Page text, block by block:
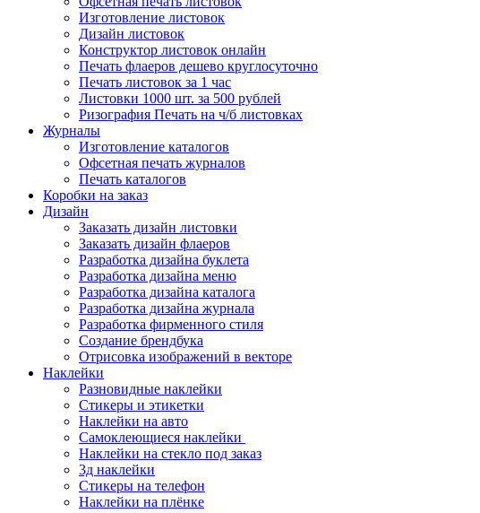
Изготовление листовок
Дизайн листовок
Конструктор листовок онлайн
Печать флаеров дешево круглосуточно
Печать листовок за 1 час
Листовки 1000 шт. за 500 рублей
Ризография Печать на ч/б листовках
Журналы
Изготовление каталогов
Офсетная печать журналов
Печать каталогов
Коробки на заказ
Дизайн
Заказать дизайн листовки
Заказать дизайн флаеров
Разработка дизайна буклета
Разработка дизайна меню
Разработка дизайна каталога
Разработка дизайна журнала
Разработка фирменного стиля
Создание брендбука
Отрисовка изображений в векторе
Наклейки
Разновидные наклейки
Стикеры и этикетки
Наклейки на авто
Самоклеющиеся наклейки
Наклейки на стекло под заказ
3д наклейки
Cтикеры на телефон
Наклейки на плёнке